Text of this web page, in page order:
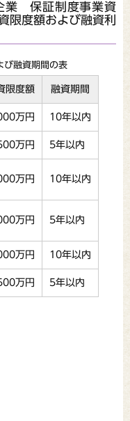
業 保証制度事業資
限度額および融資利
び融資期間の表
限度額 融資期間
万円 10年以内
万円 5年以内
万円 10年以内
万円 5年以内
万円 10年以内
万円 5年以内